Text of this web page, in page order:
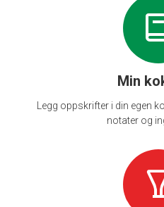
Min
Legg oppskrifter i din egen
notater og